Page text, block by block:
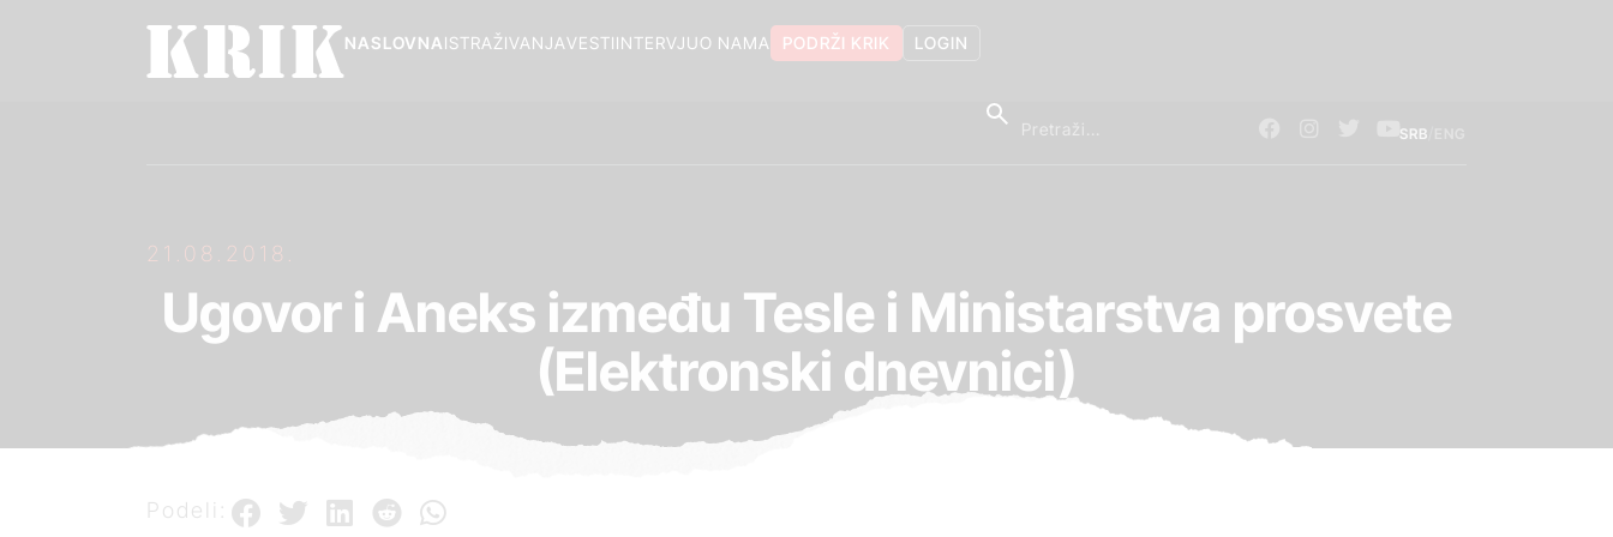
LOGIN
PODRŽI KRIK
O NAMA
INTERVJU
VESTI
ISTRAŽIVANJA
NASLOVNA
SRB
21.08.2018.
Ugovor i Aneks između Tesle i Ministarstva prosvete
(Elektronski dnevnici)
Podeli: